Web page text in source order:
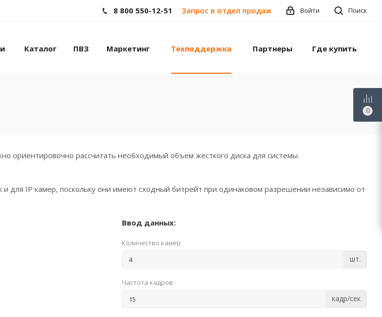
Поиск
Войти
8 800 550-12-51 Запрос в отдел продаж
Каталог ПВЗ Маркетинг Техподдержка Партнеры Где купить
ориентировочно рассчитать необходимый объем жесткого диска для системы
и для IP камер, поскольку они имеют сходный битрейт при одинаковом разрешении независимо от
Ввод данных:
Количество камер
шт.
Частота кадров
кадр/сек
0